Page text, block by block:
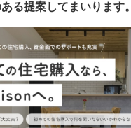
る提案してまいります。